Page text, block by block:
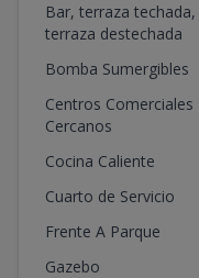
Bar, terraza techada,
terraza destechada
Bomba Sumergibles
Centros Comerciales
Cercanos
Cocina Caliente
Cuarto de Servicio
Frente A Parque
Gazebo